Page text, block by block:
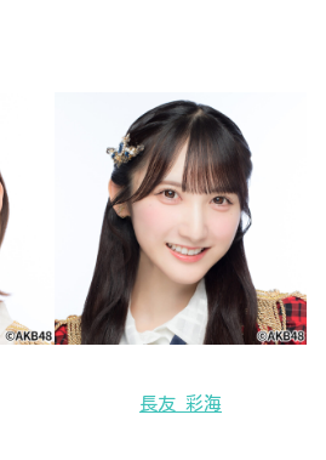
長友 彩海